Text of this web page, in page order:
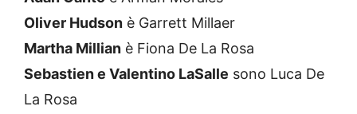
Oliver Hudson è Garrett Millaer
Martha Millian è Fiona De La Rosa
Sebastien e Valentino LaSalle sono Luca De
La Rosa